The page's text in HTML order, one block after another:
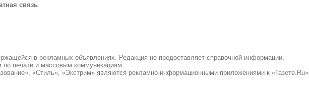
связь
в рекламных объявлениях. Редакция не предоставляет справочной информации.
печати и массовым коммуникациям.
«Стиль», «Экстрим» являются рекламно-информационными приложениями к «Газете.Ru».